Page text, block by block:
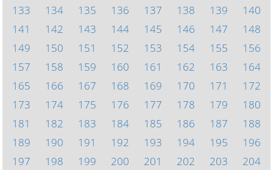
133
134 135 136 137 138 139
140
141
142 143 144 145 146 147
148
149
150 151 152 153 154 155
156
157
158 159 160 161 162 163
164
165
166 167 168 169 170 171
172
173
174 175 176 177 178 179
180
181
182 183 184 185 186 187
188
189
190 191 192 193 194 195
196
197
198 199 200 201 202 203
204